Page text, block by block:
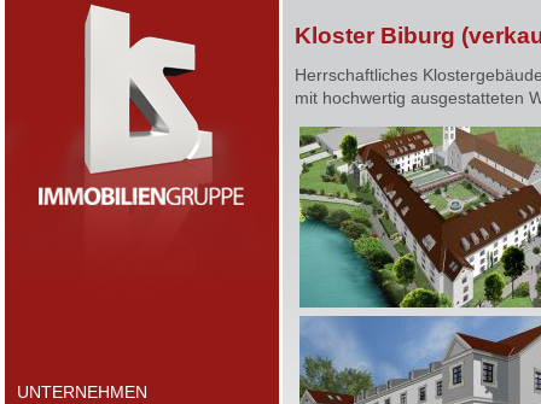
UNTERNEHMEN
Kloster Biburg
Herrschaftliches
mit hochwertig ausgestatteten